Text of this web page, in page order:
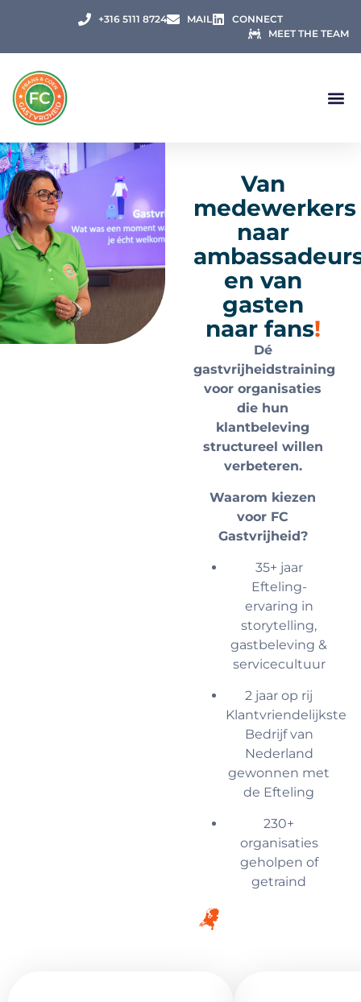
+316 5111 8724 MAIL
CONNECT
MEET THE TEAM
Van
medewerkers
naar
en van
gasten
naar fans!
Dé
gastvrijheidstraining
voor organisaties
die hun
klantbeleving
structureel willen
verbeteren.
Waarom kiezen
voor FC
Gastvrijheid?
35+ jaar
Efteling-
ervaring in
storytelling,
gastbeleving &
servicecultuur
2 jaar op rij
Klantvriendelijkste
Bedrijf van
Nederland
gewonnen met
de Efteling
230+
organisaties
geholpen of
getraind